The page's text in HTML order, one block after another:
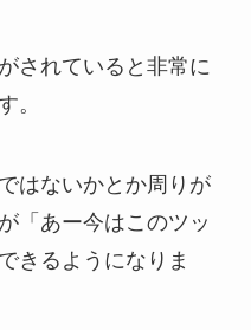
されていると非常に
。
はないかとか周りが
「あー今はこのツッ
きるようになりま